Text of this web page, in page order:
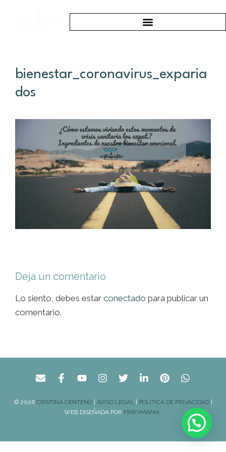
bienestar_coronavirus_exparia
dos
Deja un comentario
Lo siento, debes estar conectado para publicar un
comentario.
© 2026 CRISTINA CENTENO| AVISO LEGAL | POLÍTICA DE PRIVACIDAD|
WEB DISEÑADA POR FRIKYMAMA